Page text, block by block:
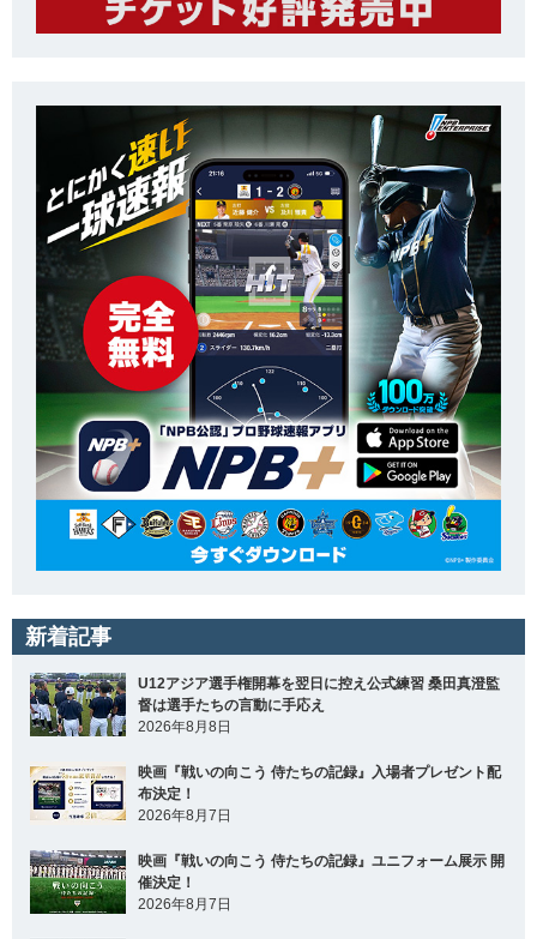
新着記事
U12アジア選手権開幕を翌日に控え公式練習 桑田真澄監
督は選手たちの言動に手応え
2026年8月8日
映画『戦いの向こう 侍たちの記録』入場者プレゼント配
布決定！
2026年8月7日
映画『戦いの向こう 侍たちの記録』ユニフォーム展示 開
催決定！
2026年8月7日